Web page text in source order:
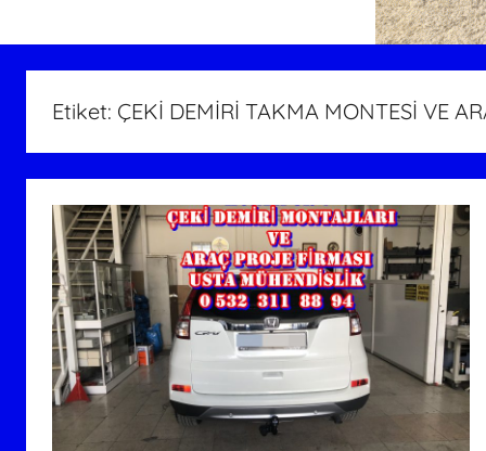
Etiket: ÇEKİ DEMİRİ TAKMA MONTESİ VE